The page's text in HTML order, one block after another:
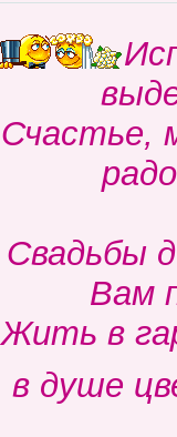
Счастье,
Свадьбы
Вам
Жить в
в душе